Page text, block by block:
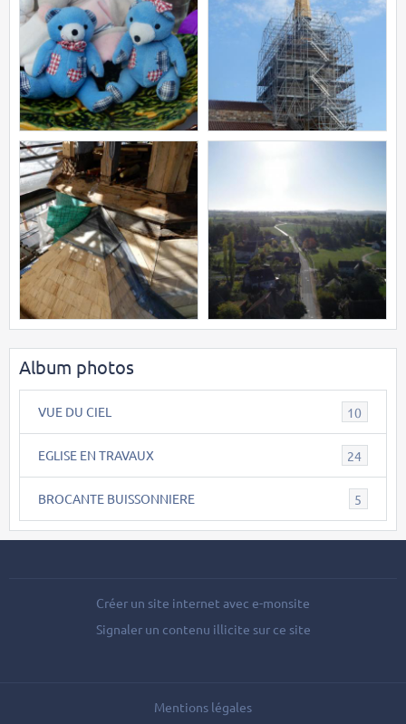
Album photos
VUE DU CIEL 10
EGLISE EN TRAVAUX 24
BROCANTE BUISSONNIERE 5
Créer un site internet avec e-monsite
Signaler un contenu illicite sur ce site
Mentions légales